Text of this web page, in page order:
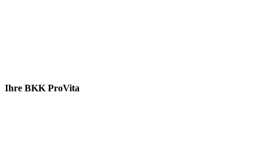
Ihre BKK ProVita